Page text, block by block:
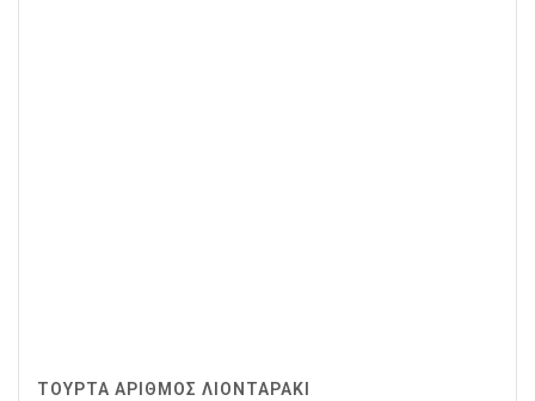
ΤΟΥΡΤΑ ΑΡΙΘΜΟΣ ΛΙΟΝΤΑΡΑΚΙ